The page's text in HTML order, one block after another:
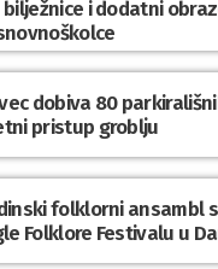
i dodatni
dobiva 80
pristup groblju
folklorni ansambl
Folklore Festivalu u